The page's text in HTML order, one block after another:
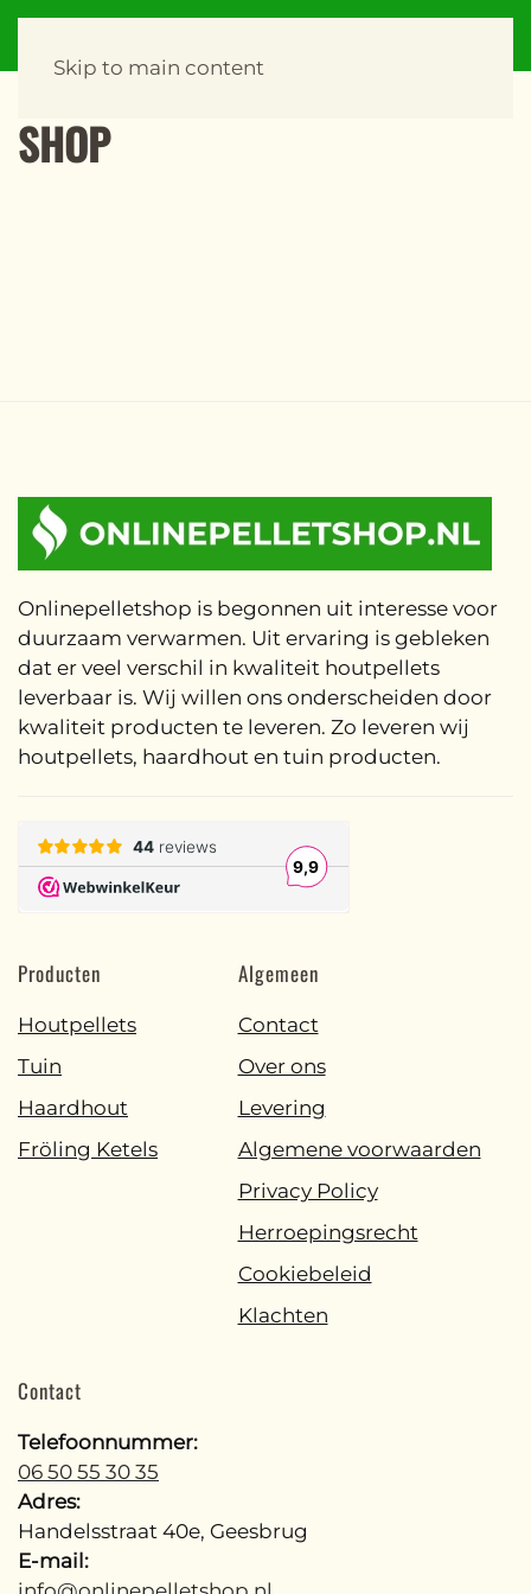
Skip to main content
SHOP
Onlinepelletshop is begonnen uit interesse voor
duurzaam verwarmen. Uit ervaring is gebleken
dat er veel verschil in kwaliteit houtpellets
leverbaar is. Wij willen ons onderscheiden door
kwaliteit producten te leveren. Zo leveren wij
houtpellets, haardhout en tuin producten.
Producten
Houtpellets
Tuin
Haardhout
Fröling Ketels
Algemeen
Contact
Over ons
Levering
Algemene voorwaarden
Privacy Policy
Herroepingsrecht
Cookiebeleid
Klachten
Contact
Telefoonnummer:
06 50 55 30 35
Adres:
Handelsstraat 40e, Geesbrug
E-mail: